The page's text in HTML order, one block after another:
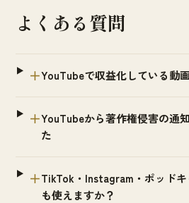
よくある質問
＋YouTubeで収益化している動
＋YouTubeから著作権侵害の通
た
＋TikTok・Instagram・ポッド
も使えますか？